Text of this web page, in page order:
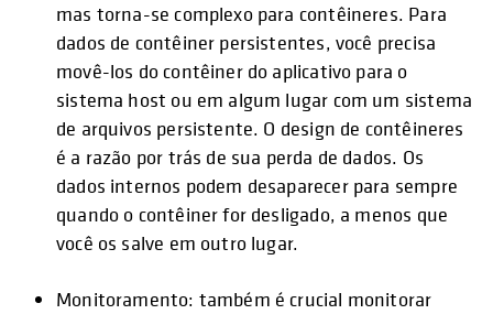
mas torna-se complexo para contêineres. Para
dados de contêiner persistentes, você precisa
movê-los do contêiner do aplicativo para o
sistema host ou em algum lugar com um sistema
de arquivos persistente. O design de contêineres
é a razão por trás de sua perda de dados. Os
dados internos podem desaparecer para sempre
quando o contêiner for desligado, a menos que
você os salve em outro lugar.
Monitoramento: também é crucial monitorar